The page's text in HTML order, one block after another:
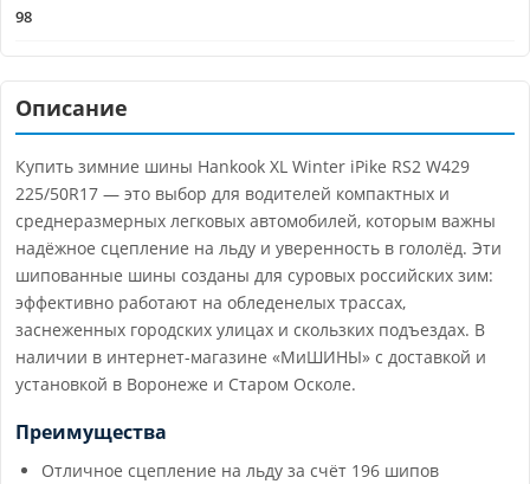
98
Описание
Купить зимние шины Hankook XL Winter iPike RS2 W429
225/50R17 — это выбор для водителей компактных и
среднеразмерных легковых автомобилей, которым важны
надёжное сцепление на льду и уверенность в гололёд. Эти
шипованные шины созданы для суровых российских зим:
эффективно работают на обледенелых трассах,
заснеженных городских улицах и скользких подъездах. В
наличии в интернет-магазине «МиШИНЫ» с доставкой и
установкой в Воронеже и Старом Осколе.
Преимущества
Отличное сцепление на льду за счёт 196 шипов